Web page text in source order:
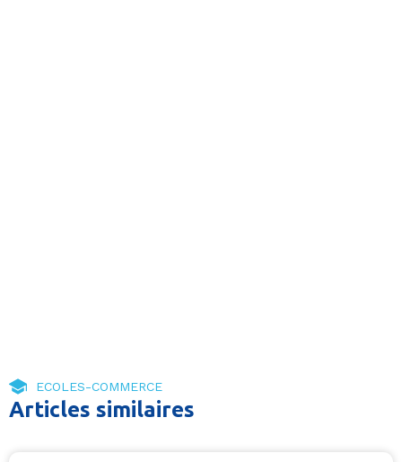
ECOLES-COMMERCE
Articles similaires